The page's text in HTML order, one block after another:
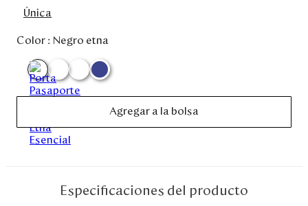
Outlet
Disney
Servicio al cliente
Única
Color : Negro etna
Agregar a la bolsa
Especificaciones del producto